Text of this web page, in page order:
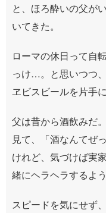
と、ほろ酔いの父が
いてきた。
ローマの休日って自
っけ…。と思いつつ
ヱビスビールを片手
父は昔から酒飲みだ
見て、「酒なんてぜ
けれど、気づけば実
緒にヘラヘラするよ
スピードを気にせず